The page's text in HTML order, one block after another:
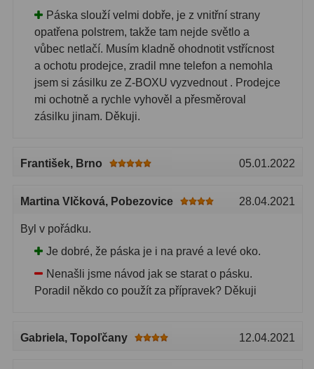
Filtry IR-Pass6
Filtry IR-Block10
Filtry Clip5
Filtry CCD Hα, OIII7
Rovnače a reduktory13
Pointace7
Zaostřovací masky
ADC, Tilting14
Rotátory34
Páska slouží velmi dobře, je z vnitřní strany
opatřena polstrem, takže tam nejde světlo a
vůbec netlačí. Musím kladně ohodnotit vstřícnost
a ochotu prodejce, zradil mne telefon a nemohla
jsem si zásilku ze Z-BOXU vyzvednout . Prodejce
mi ochotně a rychle vyhověl a přesměroval
zásilku jinam. Děkuji.
František, Brno 05.01.2022
Martina Vlčková, Pobezovice 28.04.2021
Byl v pořádku.
Je dobré, že páska je i na pravé a levé oko.
Nenašli jsme návod jak se starat o pásku.
Poradil někdo co použít za přípravek? Děkuji
Gabriela, Topoľčany 12.04.2021